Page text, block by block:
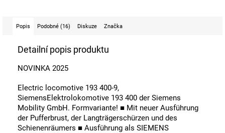
Popis Podobné (16) Diskuze Značka
Detailní popis produktu
NOVINKA 2025
Electric locomotive 193 400-9,
SiemensElektrolokomotive 193 400 der Siemens
Mobility GmbH. Formvariante! ■ Mit neuer Ausführung
der Pufferbrust, der Langträgerschürzen und des
Schienenräumers ■ Ausführung als SIEMENS